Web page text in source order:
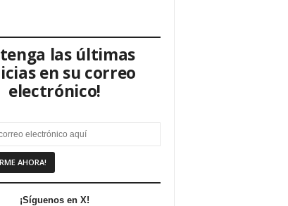
las últimas
en su correo
electrónico!
¡Síguenos en X!